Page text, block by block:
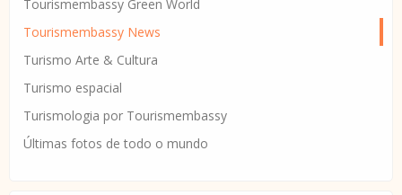
Tourismembassy Green World
Tourismembassy News
Turismo Arte & Cultura
Turismo espacial
Turismologia por Tourismembassy
Últimas fotos de todo o mundo